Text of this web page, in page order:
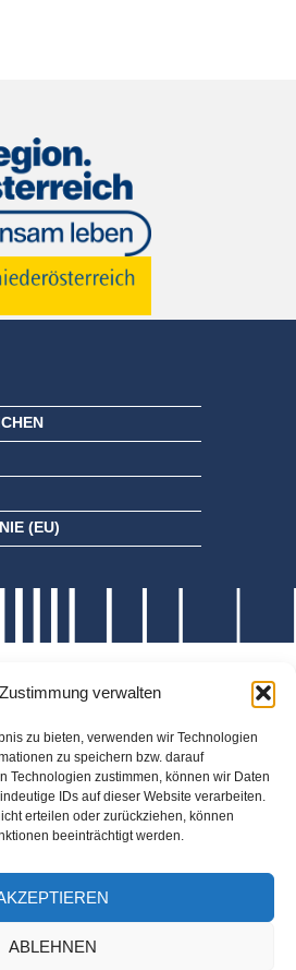
verwalten
zu bieten, verwenden wir Technologien
zu speichern bzw. darauf
Technologien zustimmen, können wir Daten
IDs auf dieser Website verarbeiten.
erteilen oder zurückziehen, können
beeinträchtigt werden.
ABLEHNEN
(EU)